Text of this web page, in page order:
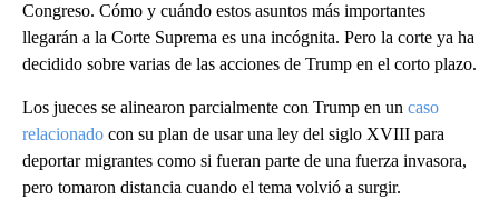
Congreso. Cómo y cuándo estos asuntos más importantes
llegarán a la Corte Suprema es una incógnita. Pero la corte ya ha
decidido sobre varias de las acciones de Trump en el corto plazo.
Los jueces se alinearon parcialmente con Trump en un caso
relacionado con su plan de usar una ley del siglo XVIII para
deportar migrantes como si fueran parte de una fuerza invasora,
pero tomaron distancia cuando el tema volvió a surgir.